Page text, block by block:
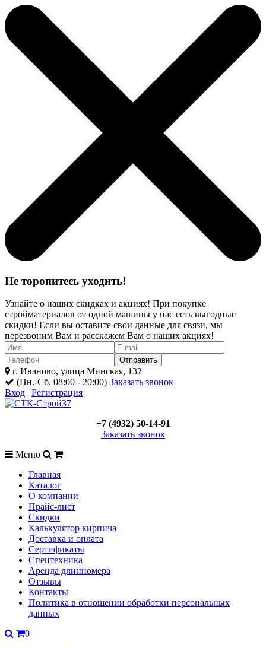
Не торопитесь уходить!
Узнайте о наших скидках и акциях! При покупке
стройматериалов от одной машины у нас есть выгодные
скидки! Если вы оставите свои данные для связи, мы
перезвоним Вам и расскажем Вам о наших акциях!
г. Иваново, улица Минская, 132
(Пн.-Сб. 08:00 - 20:00) Заказать звонок
Вход | Регистрация
+7 (4932) 50-14-91
Заказать звонок
Меню
Главная
Каталог
О компании
Прайс-лист
Скидки
Калькулятор кирпича
Доставка и оплата
Сертификаты
Спецтехника
Аренда длинномера
Отзывы
Контакты
Политика в отношении обработки персональных
данных
0